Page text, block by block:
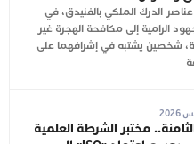
الدرك الملكي بالفنيدق، في
الرامية إلى مكافحة الهجرة غير
شخصين يشتبه في إشرافهما على
مختبر الشرطة العلمية